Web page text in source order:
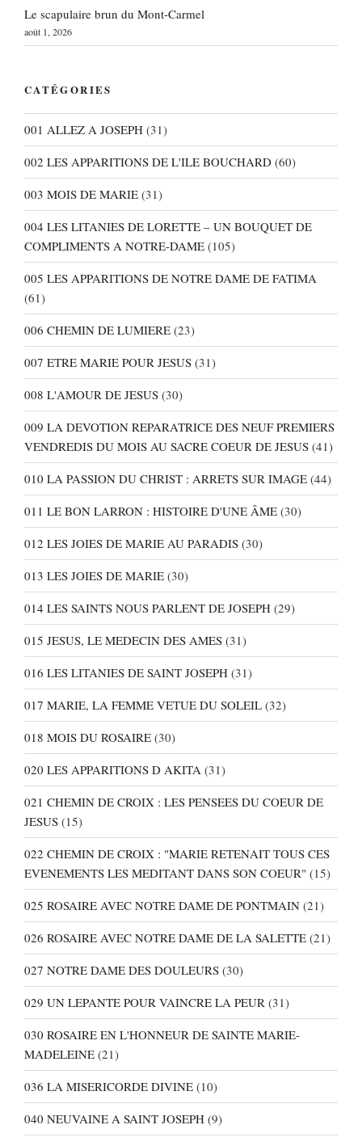
Le scapulaire brun du Mont-Carmel
août 1, 2026
CATÉGORIES
001 ALLEZ A JOSEPH (31)
002 LES APPARITIONS DE L'ILE BOUCHARD (60)
003 MOIS DE MARIE (31)
004 LES LITANIES DE LORETTE – UN BOUQUET DE
COMPLIMENTS A NOTRE-DAME (105)
005 LES APPARITIONS DE NOTRE DAME DE FATIMA
(61)
006 CHEMIN DE LUMIERE (23)
007 ETRE MARIE POUR JESUS (31)
008 L'AMOUR DE JESUS (30)
009 LA DEVOTION REPARATRICE DES NEUF PREMIERS
VENDREDIS DU MOIS AU SACRE COEUR DE JESUS (41)
010 LA PASSION DU CHRIST : ARRETS SUR IMAGE (44)
011 LE BON LARRON : HISTOIRE D'UNE ÂME (30)
012 LES JOIES DE MARIE AU PARADIS (30)
013 LES JOIES DE MARIE (30)
014 LES SAINTS NOUS PARLENT DE JOSEPH (29)
015 JESUS, LE MEDECIN DES AMES (31)
016 LES LITANIES DE SAINT JOSEPH (31)
017 MARIE, LA FEMME VETUE DU SOLEIL (32)
018 MOIS DU ROSAIRE (30)
020 LES APPARITIONS D AKITA (31)
021 CHEMIN DE CROIX : LES PENSEES DU COEUR DE
JESUS (15)
022 CHEMIN DE CROIX : "MARIE RETENAIT TOUS CES
EVENEMENTS LES MEDITANT DANS SON COEUR" (15)
025 ROSAIRE AVEC NOTRE DAME DE PONTMAIN (21)
026 ROSAIRE AVEC NOTRE DAME DE LA SALETTE (21)
027 NOTRE DAME DES DOULEURS (30)
029 UN LEPANTE POUR VAINCRE LA PEUR (31)
030 ROSAIRE EN L'HONNEUR DE SAINTE MARIE-
MADELEINE (21)
036 LA MISERICORDE DIVINE (10)
040 NEUVAINE A SAINT JOSEPH (9)